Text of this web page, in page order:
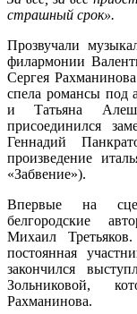
страшный срок».
Прозвучали
филармонии
Сергея
спела романсы под
и Татьяна
присоединился
Геннадий
произведение
«Забвение»).
Впервые на
белгородские
Михаил
постоянная
закончился
Зольниковой,
Рахманинова.